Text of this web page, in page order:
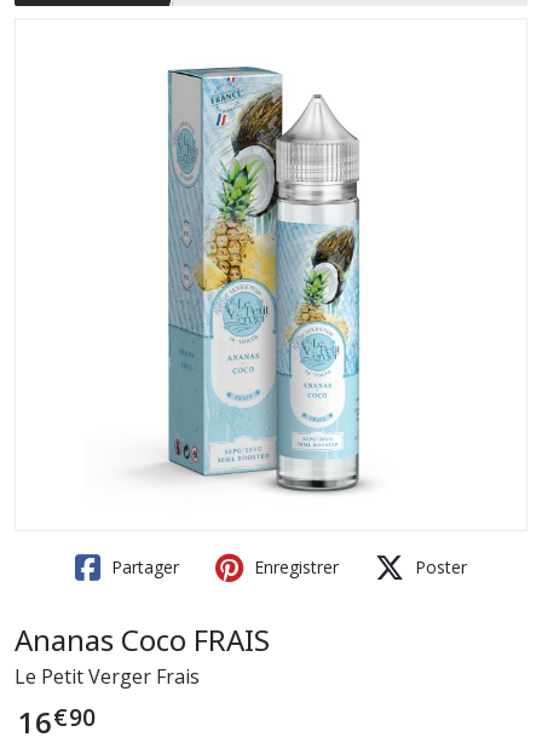
Partager Enregistrer Poster
Ananas Coco FRAIS
Le Petit Verger Frais
16€90